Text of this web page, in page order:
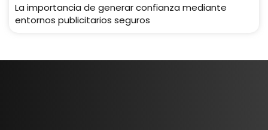
La importancia de generar confianza mediante
entornos publicitarios seguros